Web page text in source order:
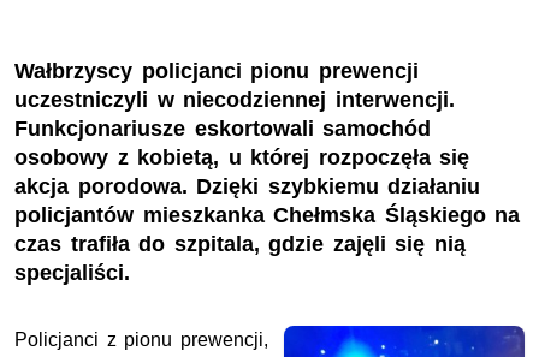
Wałbrzyscy policjanci pionu prewencji
uczestniczyli w niecodziennej interwencji.
Funkcjonariusze eskortowali samochód
osobowy z kobietą, u której rozpoczęła się
akcja porodowa. Dzięki szybkiemu działaniu
policjantów mieszkanka Chełmska Śląskiego na
czas trafiła do szpitala, gdzie zajęli się nią
specjaliści.
Policjanci z pionu prewencji,